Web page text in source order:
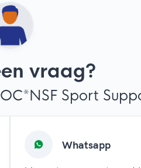
vraag?
Sport
Whatsapp